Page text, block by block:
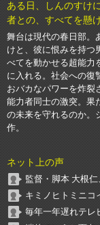
ある日、しんのすけ
者との、すべてを懸
舞台は現代の春日部。
けと、彼に恨みを持つ
べてを動かせる超能力
に入れる。社会への復
おバカなパワーを炸裂
能力者同士の激突。果
の未来を守れるのか。
作。
ネット上の声
監督・脚本 大根
キミノヒトミニコ
毎年一年遅れテレ